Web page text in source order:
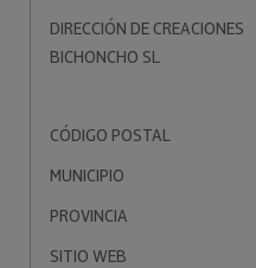
DIRECCIÓN DE CREACIONES
BICHONCHO SL
CÓDIGO POSTAL
MUNICIPIO
PROVINCIA
SITIO WEB